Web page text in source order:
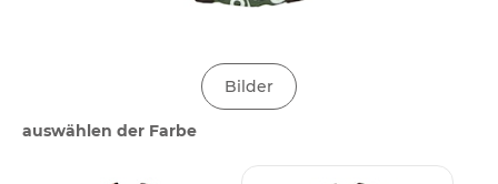
Bilder
auswählen der Farbe